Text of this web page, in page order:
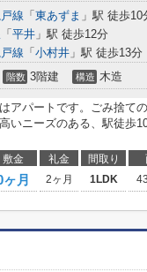
線 「 東あずま 」駅 徒歩10
「 平井 」駅 徒歩12分
線 「 小村井 」駅 徒歩13分
階数 3階建 構造 木造
アパートです。ごみ捨て
いニーズのある、駅徒歩
敷金 礼金 間取り
ヶ月 2ヶ月 1LDK